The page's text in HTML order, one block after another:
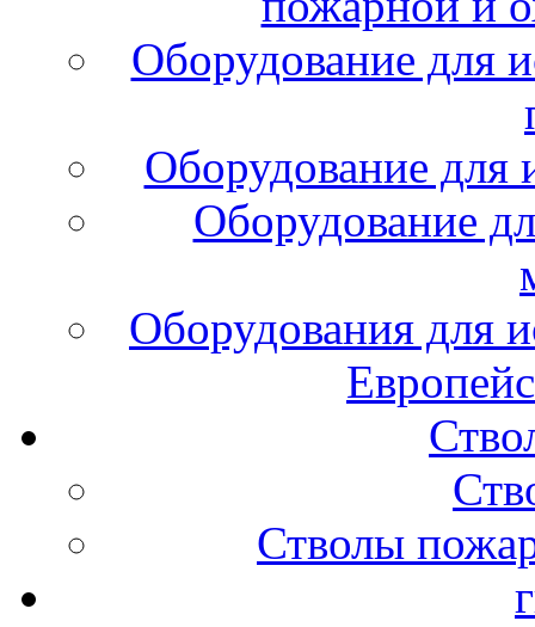
Оборудование для
Оборудование для
Оборудование
Оборудования для
Стволы